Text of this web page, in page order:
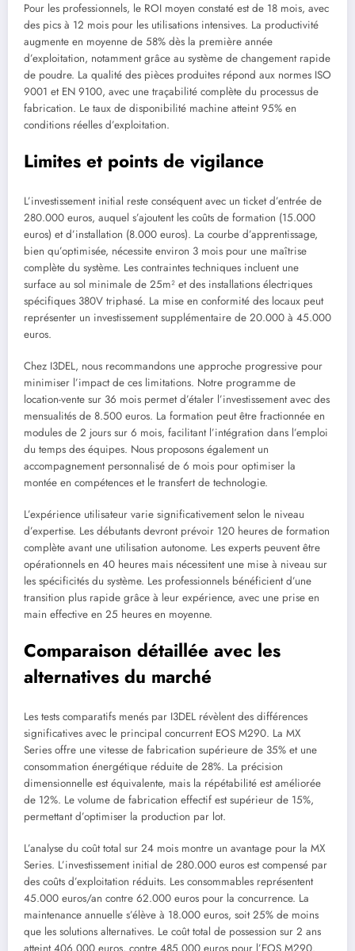
Pour les professionnels, le ROI moyen constaté est de 18 mois, avec
des pics à 12 mois pour les utilisations intensives. La productivité
augmente en moyenne de 58% dès la première année
d’exploitation, notamment grâce au système de changement rapide
de poudre. La qualité des pièces produites répond aux normes ISO
9001 et EN 9100, avec une traçabilité complète du processus de
fabrication. Le taux de disponibilité machine atteint 95% en
conditions réelles d’exploitation.
Limites et points de vigilance
L’investissement initial reste conséquent avec un ticket d’entrée de
280.000 euros, auquel s’ajoutent les coûts de formation (15.000
euros) et d’installation (8.000 euros). La courbe d’apprentissage,
bien qu’optimisée, nécessite environ 3 mois pour une maîtrise
complète du système. Les contraintes techniques incluent une
surface au sol minimale de 25m² et des installations électriques
spécifiques 380V triphasé. La mise en conformité des locaux peut
représenter un investissement supplémentaire de 20.000 à 45.000
euros.
Chez I3DEL, nous recommandons une approche progressive pour
minimiser l’impact de ces limitations. Notre programme de
location-vente sur 36 mois permet d’étaler l’investissement avec des
mensualités de 8.500 euros. La formation peut être fractionnée en
modules de 2 jours sur 6 mois, facilitant l’intégration dans l’emploi
du temps des équipes. Nous proposons également un
accompagnement personnalisé de 6 mois pour optimiser la
montée en compétences et le transfert de technologie.
L’expérience utilisateur varie significativement selon le niveau
d’expertise. Les débutants devront prévoir 120 heures de formation
complète avant une utilisation autonome. Les experts peuvent être
opérationnels en 40 heures mais nécessitent une mise à niveau sur
les spécificités du système. Les professionnels bénéficient d’une
transition plus rapide grâce à leur expérience, avec une prise en
main effective en 25 heures en moyenne.
Comparaison détaillée avec les
alternatives du marché
Les tests comparatifs menés par I3DEL révèlent des différences
significatives avec le principal concurrent EOS M290. La MX
Series offre une vitesse de fabrication supérieure de 35% et une
consommation énergétique réduite de 28%. La précision
dimensionnelle est équivalente, mais la répétabilité est améliorée
de 12%. Le volume de fabrication effectif est supérieur de 15%,
permettant d’optimiser la production par lot.
L’analyse du coût total sur 24 mois montre un avantage pour la MX
Series. L’investissement initial de 280.000 euros est compensé par
des coûts d’exploitation réduits. Les consommables représentent
45.000 euros/an contre 62.000 euros pour la concurrence. La
maintenance annuelle s’élève à 18.000 euros, soit 25% de moins
que les solutions alternatives. Le coût total de possession sur 2 ans